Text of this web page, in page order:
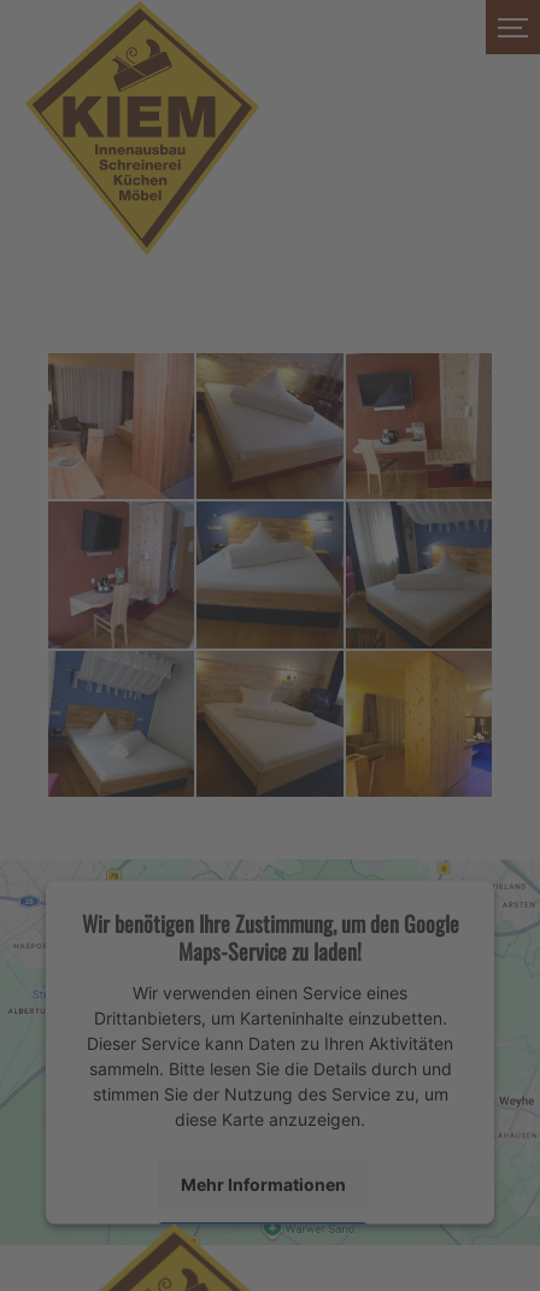
Wir benötigen Ihre Zustimmung, um den Google
Maps-Service zu laden!
Wir verwenden einen Service eines
Drittanbieters, um Karteninhalte einzubetten.
Dieser Service kann Daten zu Ihren Aktivitäten
sammeln. Bitte lesen Sie die Details durch und
stimmen Sie der Nutzung des Service zu, um
diese Karte anzuzeigen.
Mehr Informationen
Akzeptieren